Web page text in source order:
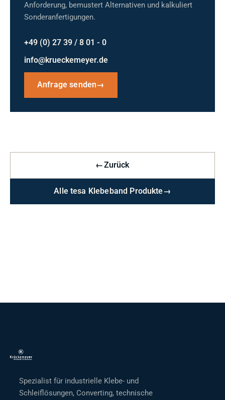
Anforderung, bemustert Alternativen und kalkuliert
Sonderanfertigungen.
+49 (0) 27 39 / 8 01 - 0
info@krueckemeyer.de
Anfrage senden→
←Zurück
Alle tesa Klebeband Produkte→
Spezialist für industrielle Klebe- und
Schleiflösungen, Converting, technische